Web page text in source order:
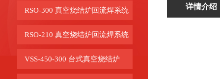
RSO-300 真空烧结炉回流焊系统
RSO-210 真空烧结炉回流焊系统
VSS-450-300 台式真空烧结炉
详情介绍